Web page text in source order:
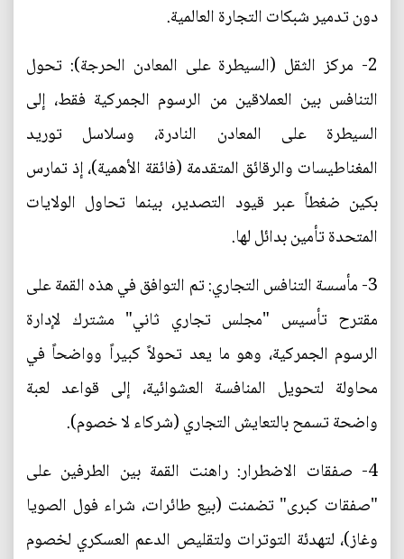
دون تدمير شبكات التجارة العالمية.
2- مركز الثقل (السيطرة على المعادن الحرجة): تحول
التنافس بين العملاقين من الرسوم الجمركية فقط، إلى
السيطرة على المعادن النادرة، وسلاسل توريد
المغناطيسات والرقائق المتقدمة (فائقة الأهمية)، إذ تمارس
بكين ضغطاً عبر قيود التصدير، بينما تحاول الولايات
المتحدة تأمين بدائل لها.
3- مأسسة التنافس التجاري: تم التوافق في هذه القمة على
مقترح تأسيس "مجلس تجاري ثاني" مشترك لإدارة
الرسوم الجمركية، وهو ما يعد تحولاً كبيراً وواضحاً في
محاولة لتحويل المنافسة العشوائية، إلى قواعد لعبة
واضحة تسمح بالتعايش التجاري (شركاء لا خصوم).
4- صفقات الاضطرار: راهنت القمة بين الطرفين على
"صفقات كبرى" تضمنت (بيع طائرات، شراء فول الصويا
وغاز)، لتهدئة التوترات ولتقليص الدعم العسكري لخصوم